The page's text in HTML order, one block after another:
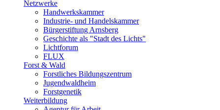
Netzwerke
Handwerkskammer
Industrie- und Handelskammer
Bürgerstiftung Arnsberg
Geschichte als "Stadt des Lichts"
Lichtforum
FLUX
Forst & Wald
Forstliches Bildungszentrum
Jugendwaldheim
Forstgenetik
Weiterbildung